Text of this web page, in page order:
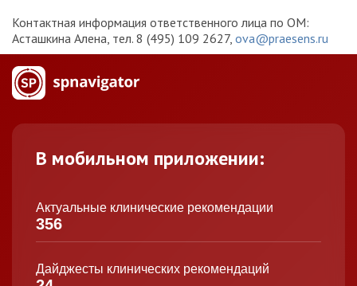
Контактная информация ответственного лица по ОМ:
Асташкина Алена, тел. 8 (495) 109 2627, ova@praesens.ru
В мобильном приложении:
Актуальные клинические рекомендации
356
Дайджесты клинических рекомендаций